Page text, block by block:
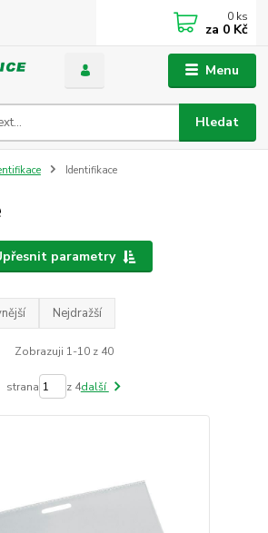
Menu
Hledat
0 ks
za 0 Kč
Identifikace
parametry
Nejdražší
Zobrazuji 1-10 z 40
strana z 4další